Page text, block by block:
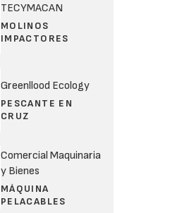
TECYMACAN
MOLINOS
IMPACTORES
Greenllood Ecology
PESCANTE EN
CRUZ
Comercial Maquinaria
y Bienes
MÁQUINA
PELACABLES